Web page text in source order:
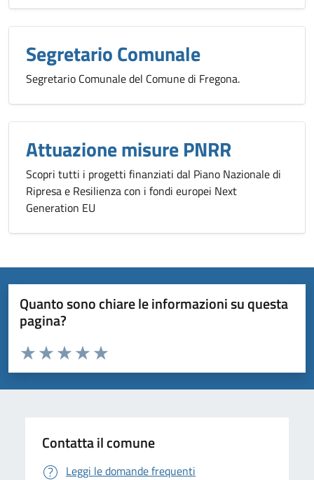
Segretario Comunale
Segretario Comunale del Comune di Fregona.
Attuazione misure PNRR
Scopri tutti i progetti finanziati dal Piano Nazionale di
Ripresa e Resilienza con i fondi europei Next
Generation EU
Quanto sono chiare le informazioni su questa
pagina?
Domanda
Valuta da 1 a 5 stelle la pagina
Valuta 5 stelle su 5
Valuta 4 stelle su 5
Valuta 3 stelle su 5
Valuta 2 stelle su 5
Valuta 1 stelle su 5
Contatta il comune
Leggi le domande frequenti